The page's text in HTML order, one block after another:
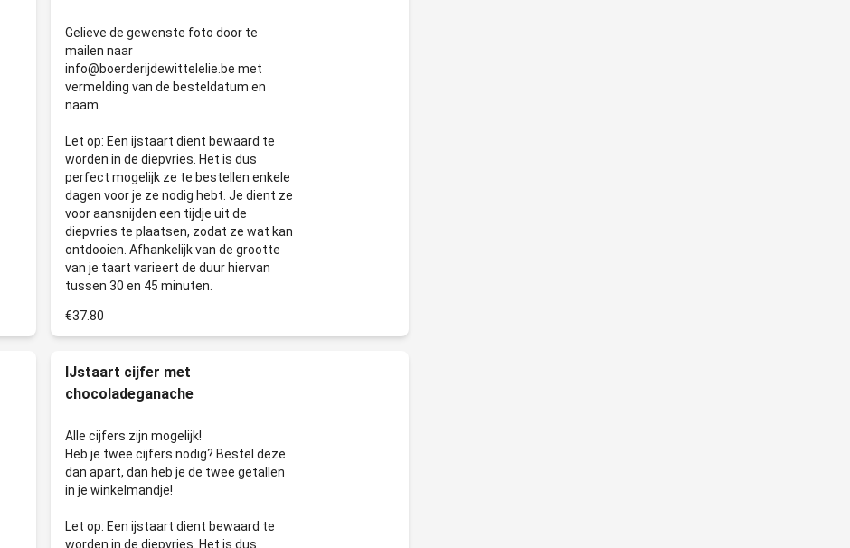
Gelieve de gewenste foto door te
mailen naar
info@boerderijdewittelelie.be met
vermelding van de besteldatum en
naam.
Let op: Een ijstaart dient bewaard te
worden in de diepvries. Het is dus
perfect mogelijk ze te bestellen enkele
dagen voor je ze nodig hebt. Je dient ze
voor aansnijden een tijdje uit de
diepvries te plaatsen, zodat ze wat kan
ontdooien. Afhankelijk van de grootte
van je taart varieert de duur hiervan
€37.80
IJstaart cijfer met
chocoladeganache
Alle cijfers zijn mogelijk!
Heb je twee cijfers nodig? Bestel deze
dan apart, dan heb je de twee getallen
in je winkelmandje!
Let op: Een ijstaart dient bewaard te
worden in de diepvries. Het is dus